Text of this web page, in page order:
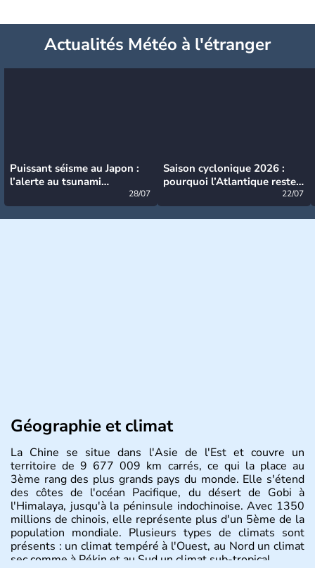
Actualités Météo à l'étranger
Puissant séisme au Japon :
l’alerte au tsunami
28/07
Saison cyclonique 2026 :
pourquoi l’Atlantique reste
22/07
Géographie et climat
La Chine se situe dans l'Asie de l'Est et couvre un
territoire de 9 677 009 km carrés, ce qui la place au
3ème rang des plus grands pays du monde. Elle s'étend
des côtes de l'océan Pacifique, du désert de Gobi à
l'Himalaya, jusqu'à la péninsule indochinoise. Avec 1350
millions de chinois, elle représente plus d'un 5ème de la
population mondiale. Plusieurs types de climats sont
présents : un climat tempéré à l'Ouest, au Nord un climat
sec comme à Pékin et au Sud un climat sub-tropical.